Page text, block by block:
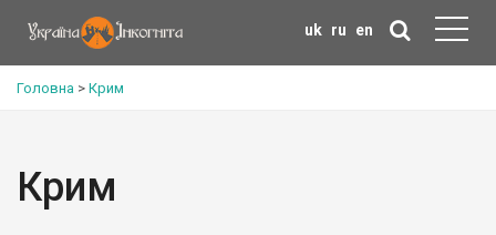
uk ru en
Головна > Крим
Крим